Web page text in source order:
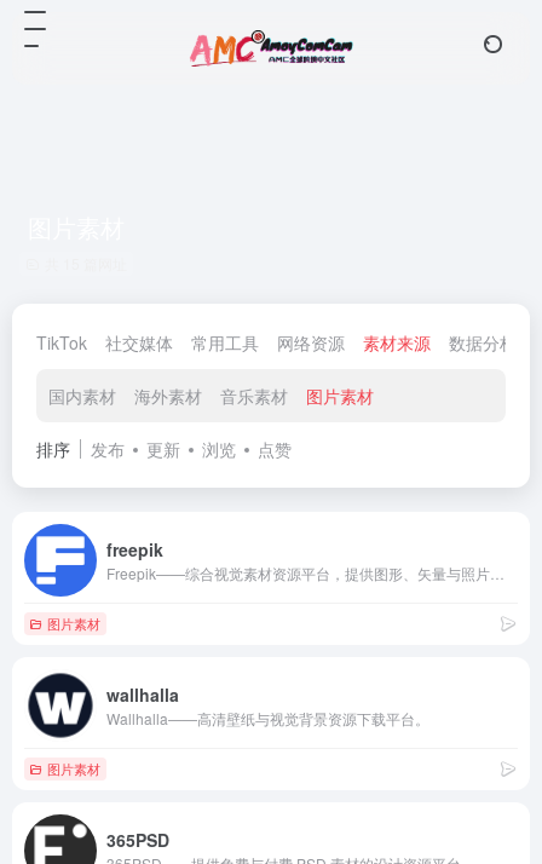
TikTok 社交媒体 常用工具 网络资源 素材来源 数据分析
国内素材 海外素材 音乐素材 图片素材
排序 发布 更新 浏览 点赞
freepik
图片素材
wallhalla
Wallhalla——高清壁纸与视觉背景资源下载平台。
图片素材
365PSD